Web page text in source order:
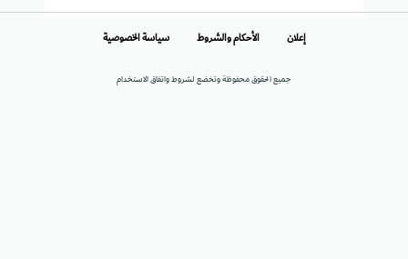
جميع الحقوق محفوظة وتخضع لشروط واتفاق الاستخدام
إعلان الأحكام والشروط سياسة الخصوصية